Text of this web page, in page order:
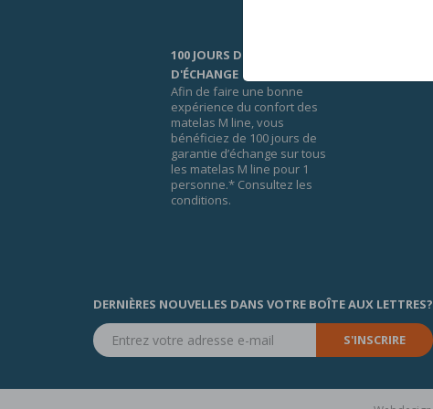
100 JOURS DE GARANTIE
D'ÉCHANGE
Afin de faire une bonne
expérience du confort des
matelas M line, vous
bénéficiez de 100 jours de
garantie d’échange sur tous
les matelas M line pour 1
personne.* Consultez les
conditions.
DERNIÈRES NOUVELLES DANS VOTRE BOÎTE AUX LETTRES?
S'INSCRIRE